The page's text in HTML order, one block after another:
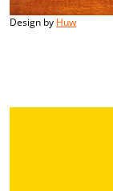
Design by Huw